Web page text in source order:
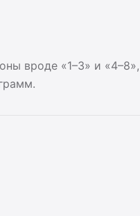
вроде «1–3» и «4–8»,